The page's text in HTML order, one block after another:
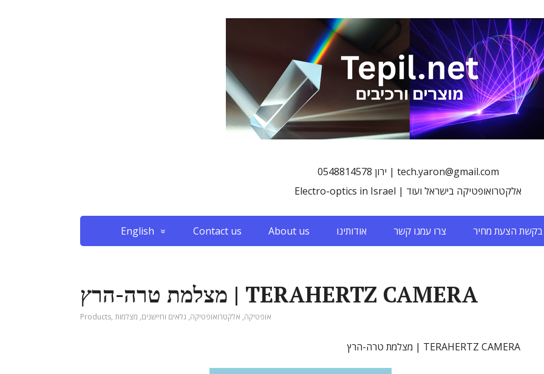
0548814578 ירון | tech.yaron@gmail.com
Electro-optics in Israel | אלקטרואופטיקה בישראל ועוד
English Contact us About us אודותינו צרו עמנו קשר בקשת הצעת מחיר
מצלמת טרה-הרץ | TERAHERTZ CAMERA
Products, אופטיקה, אלקטרואופטיקה, גלאים וחיישנים, מצלמות
מצלמת טרה-הרץ | TERAHERTZ CAMERA